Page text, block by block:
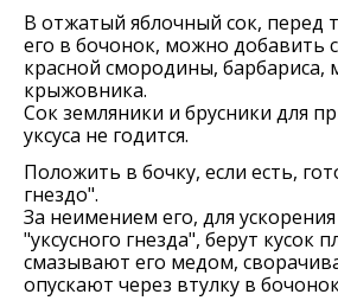
В отжатый яблочный сок, перед
его в бочонок, можно добавить
красной смородины, барбариса,
крыжовника.
Сок земляники и брусники для
уксуса не годится.
Положить в бочку, если есть,
гнездо".
За неимением его, для
"уксусного гнезда", берут кусок
смазывают его медом,
опускают через втулку в